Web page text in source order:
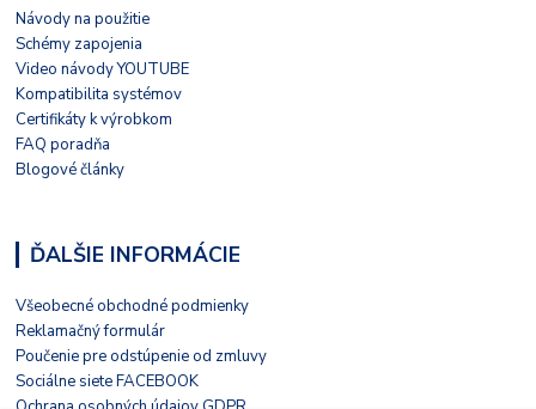
Návody na použitie
Schémy zapojenia
Video návody YOUTUBE
Kompatibilita systémov
Certifikáty k výrobkom
FAQ poradňa
Blogové články
ĎALŠIE INFORMÁCIE
Všeobecné obchodné podmienky
Reklamačný formulár
Poučenie pre odstúpenie od zmluvy
Sociálne siete FACEBOOK